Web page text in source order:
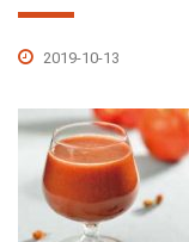
2019-10-13